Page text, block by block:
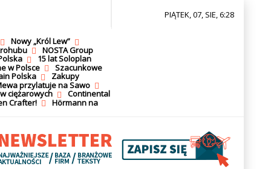
Nowy „Król Lew”
NOSTA Group
15 lat Soloplan
w Polsce
Szacunkowe
Polska
Zakupy
przylatuje na Sawo
ciężarowych
Continental
Crafter!
Hörmann na
PIĄTEK, 07, SIE, 6:28